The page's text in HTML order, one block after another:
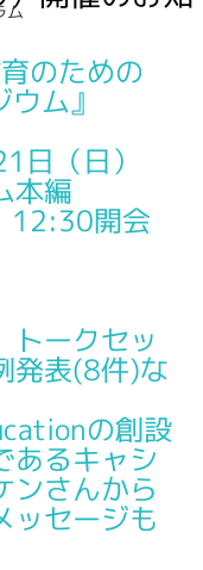
ム
のための
ム』
日（日）
本編
12:30開会
トークセッ
発表(8件)な
の創設
あるキャシ
ンさんから
ッセージも